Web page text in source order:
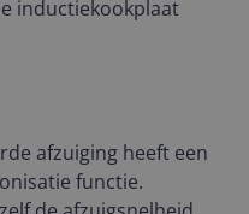
inductiekookplaat
afzuiging heeft een
functie.